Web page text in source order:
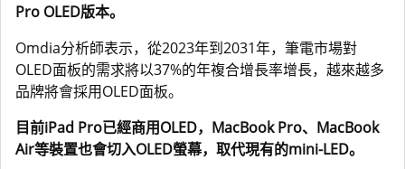
Pro OLED版本。
Omdia分析師表示，從2023年到2031年，筆電市場對
OLED面板的需求將以37%的年複合增長率增長，越來越多
品牌將會採用OLED面板。
目前iPad Pro已經商用OLED，MacBook Pro、MacBook
Air等裝置也會切入OLED螢幕，取代現有的mini-LED。